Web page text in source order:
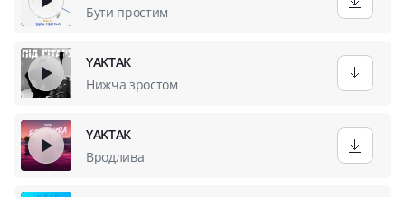
Бути простим
YAKTAK
Нижча зростом
YAKTAK
Вродлива